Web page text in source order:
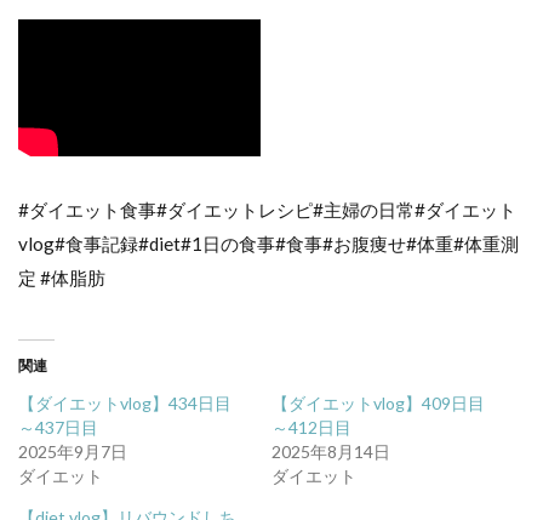
#ダイエット食事#ダイエットレシピ#主婦の日常#ダイエット
vlog#食事記録#diet#1日の食事#食事#お腹痩せ#体重#体重測
定 #体脂肪
関連
【ダイエットvlog】434日目
～437日目
2025年9月7日
ダイエット
【ダイエットvlog】409日目
～412日目
2025年8月14日
ダイエット